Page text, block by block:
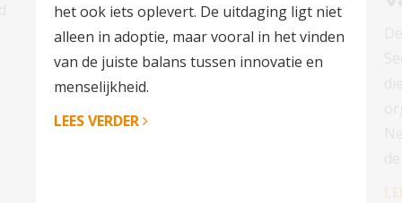
het ook iets oplevert. De uitdaging ligt niet
alleen in adoptie, maar vooral in het vinden
van de juiste balans tussen innovatie en
menselijkheid.
LEES VERDER